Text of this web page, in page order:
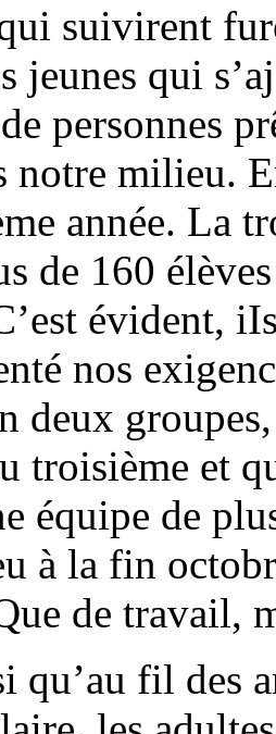
suivirent
jeunes qui
personnes
notre milieu.
année. La
de 160
évident,
nos
deux
troisième et
équipe de
à la fin
de travail,
qu’au fil des